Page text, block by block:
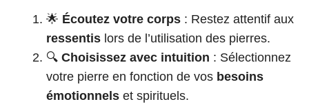
🌟 Écoutez votre corps : Restez attentif aux
ressentis lors de l’utilisation des pierres.
🔍 Choisissez avec intuition : Sélectionnez
votre pierre en fonction de vos besoins
émotionnels et spirituels.